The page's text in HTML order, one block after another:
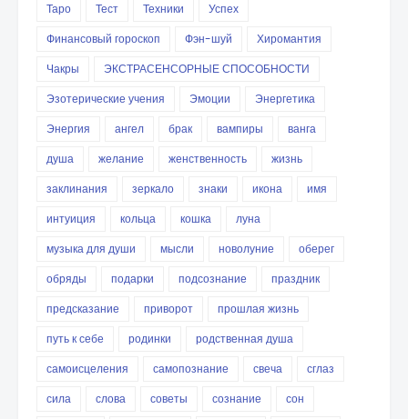
Таро
Тест Техники
Успех
Финансовый гороскоп
Фэн-шуй
Хиромантия
Чакры
ЭКСТРАСЕНСОРНЫЕ СПОСОБНОСТИ
Эзотерические учения
Эмоции
Энергетика
Энергия
ангел брак вампиры
ванга
душа
желание женственность
жизнь
заклинания
зеркало знаки икона
имя
интуиция
кольца кошка
луна
музыка для души
мысли новолуние
оберег
обряды
подарки подсознание
праздник
предсказание
приворот
прошлая жизнь
путь к себе
родинки
родственная душа
самоисцеления
самопознание свеча
сглаз
сила
слова советы сознание
сон